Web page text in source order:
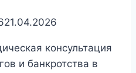
21.04.2026
консультация
и банкротства в